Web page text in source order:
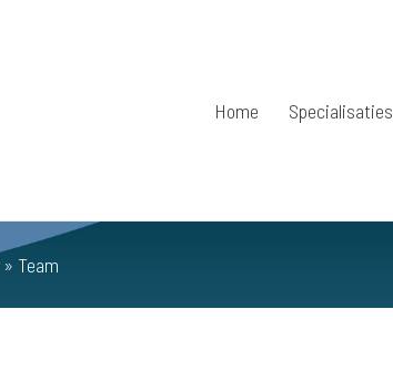
Home Specialisaties
» Team